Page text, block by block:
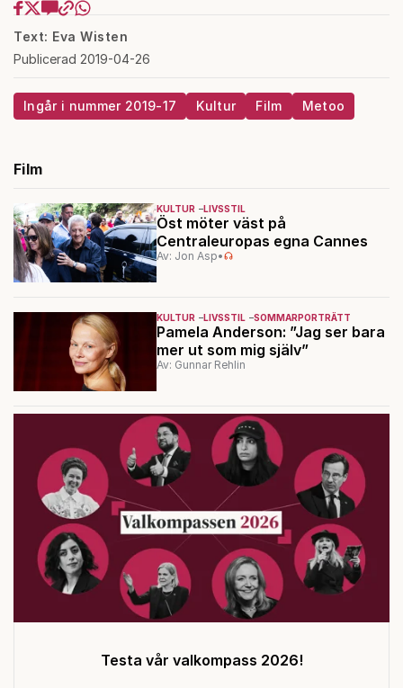
Text: Eva Wisten
Publicerad 2019-04-26
Ingår i nummer 2019-17 Kultur Film Metoo
Film
KULTUR LIVSSTIL
Öst möter väst på
Centraleuropas egna Cannes
Av: Jon Asp•
KULTUR LIVSSTIL SOMMARPORTRÄTT
Pamela Anderson: ”Jag ser bara
mer ut som mig själv”
Av: Gunnar Rehlin
Testa vår valkompass 2026!